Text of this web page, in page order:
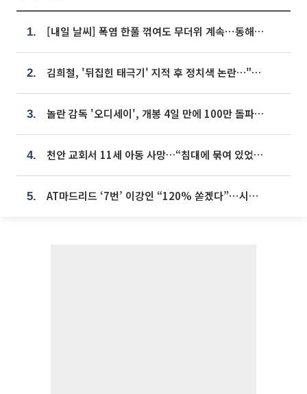
1. [내일 날씨] 폭염 한풀 꺾여도 무더위 계속⋯동해안 이틀 연속 비
2. 김희철, '뒤집힌 태극기' 지적 후 정치색 논란…"좌우 떠나 우리나라 국기"
3. 놀란 감독 '오디세이', 개봉 4일 만에 100만 돌파⋯'왕사남' 보다 빠르다
4. 천안 교회서 11세 아동 사망…“침대에 묶여 있었다” 진술 확보
5. AT마드리드 ‘7번’ 이강인 “120% 쏟겠다”⋯시메오네 감독 “필요한 선수”